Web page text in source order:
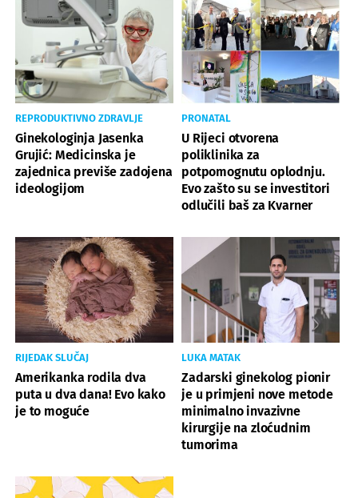
REPRODUKTIVNO ZDRAVLJE
Ginekologinja Jasenka
Grujić: Medicinska je
zajednica previše zadojena
ideologijom
PRONATAL
U Rijeci otvorena
poliklinika za
potpomognutu oplodnju.
Evo zašto su se investitori
odlučili baš za Kvarner
RIJEDAK SLUČAJ
Amerikanka rodila dva
puta u dva dana! Evo kako
je to moguće
LUKA MATAK
Zadarski ginekolog pionir
je u primjeni nove metode
minimalno invazivne
kirurgije na zloćudnim
tumorima